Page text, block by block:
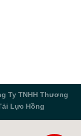
Ty TNHH Thương
Lực Hồng